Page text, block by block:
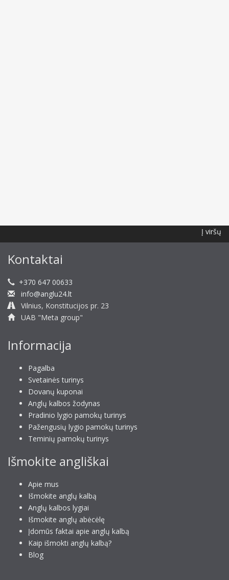
Į viršų
Kontaktai
+370 647 00633
info@anglu24.lt
Vilnius, Konstitucijos pr. 23
UAB "Meta group"
Informacija
Pagalba
Svetainės turinys
Dovanų kuponai
Anglų kalbos žodynas
Pradinio lygio pamokų turinys
Pažengusių lygio pamokų turinys
Teminių pamokų turinys
Išmokite angliškai
Apie mus
Išmokite anglų kalbą
Anglų kalbos lygiai
Išmokite anglų abėcėlę
Įdomūs faktai apie anglų kalbą
Kaip išmokti anglų kalbą?
Blog